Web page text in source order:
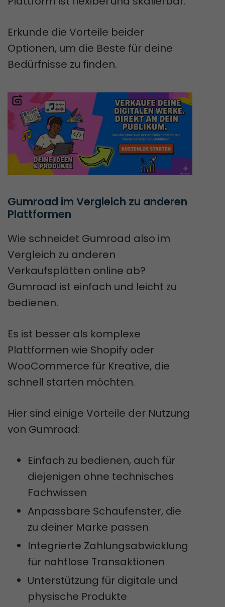
Erkunde die Vorteile beider
Optionen, um die Beste für deine
Bedürfnisse zu finden.
Gumroad im Vergleich zu anderen
Plattformen
Wie schneidet Gumroad also im
Vergleich zu anderen
Verkaufsplätten online ab?
Gumroad ist einfach und leicht zu
bedienen.
Es ist besser als komplexe
Plattformen wie Shopify oder
WooCommerce für Kreative, die
schnell starten möchten.
Hier sind einige Vorteile der Nutzung
von Gumroad:
Einfach zu bedienen, auch für
diejenigen ohne technisches
Fachwissen
Anpassbare Schaufenster, die
zu deiner Marke passen
Integrierte Zahlungsabwicklung
für nahtlose Transaktionen
Unterstützung für digitale und
physische Produkte